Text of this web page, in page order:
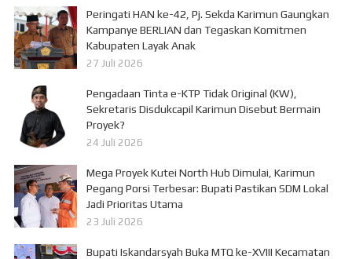
Peringati HAN ke-42, Pj. Sekda Karimun Gaungkan
Kampanye BERLIAN dan Tegaskan Komitmen
Kabupaten Layak Anak
27 Juli 2026
Pengadaan Tinta e-KTP Tidak Original (KW),
Sekretaris Disdukcapil Karimun Disebut Bermain
Proyek?
24 Juli 2026
Mega Proyek Kutei North Hub Dimulai, Karimun
Pegang Porsi Terbesar: Bupati Pastikan SDM Lokal
Jadi Prioritas Utama
23 Juli 2026
Bupati Iskandarsyah Buka MTQ ke-XVIII Kecamatan